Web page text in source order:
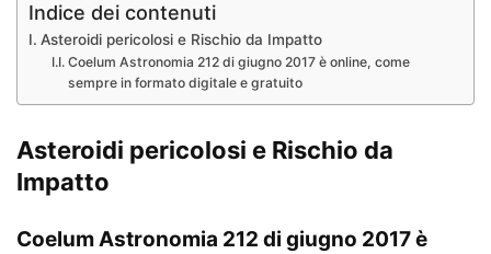
Indice dei contenuti
Asteroidi pericolosi e Rischio da Impatto
Coelum Astronomia 212 di giugno 2017 è online, come
sempre in formato digitale e gratuito
Asteroidi pericolosi e Rischio da
Impatto
Coelum Astronomia 212 di giugno 2017è